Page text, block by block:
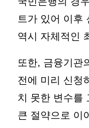
트가 있어 이후
역시 자체적인
또한, 금융기관
전에 미리 신청
치 못한 변수를
큰 절약으로 이